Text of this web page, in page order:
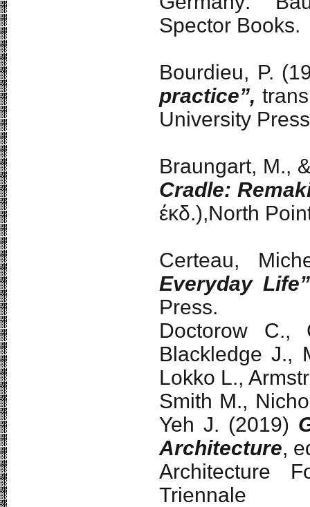
Spector Books.
Bourdieu, P.
practice”,
University
Braungart, M.,
Cradle:
έκδ.),North
Certeau,
Everyday Life”
Press.
Doctorow C.,
Blackledge J.,
Lokko L.,
Smith M.,
Yeh J. (2019)
Architecture,
Architecture
Triennale